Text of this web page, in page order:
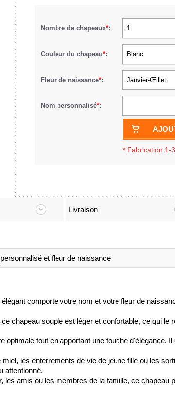
Nombre de chapeaux*: 1
Couleur du chapeau*: Blanc
Fleur de naissance*: Janvier-Œillet
Nom personnalisé*:
* Fabrication 1-
Livraison
et fleur de naissance
comporte votre nom et votre fleur de
chapeau souple est léger et confortable, ce qui le
optimale tout en apportant une touche d'élégance.
miel, les enterrements de vie de jeune fille ou les
attentionné.
les amis ou les membres de la famille, ce chapeau